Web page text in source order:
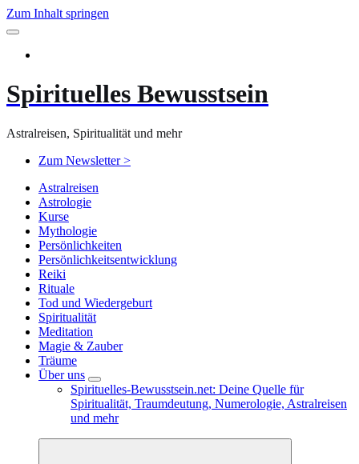
Zum Inhalt springen
Spirituelles Bewusstsein
Astralreisen, Spiritualität und mehr
Zum Newsletter >
Astralreisen
Astrologie
Kurse
Mythologie
Persönlichkeiten
Persönlichkeitsentwicklung
Reiki
Rituale
Tod und Wiedergeburt
Spiritualität
Meditation
Magie & Zauber
Träume
Über uns
Spirituelles-Bewusstsein.net: Deine Quelle für
Spiritualität, Traumdeutung, Numerologie, Astralreisen
und mehr